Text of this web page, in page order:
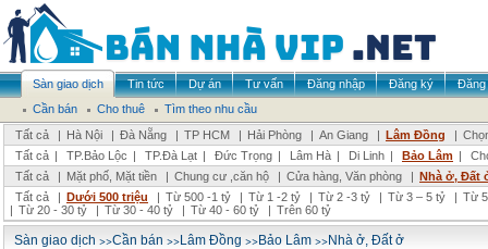
Sàn giao dịch Tin tức Dự án Tư vấn Đăng nhập Đăng ký
Đăng
Cần bán
Cho thuê
Tìm theo nhu cầu
Tất cả
| Hà Nội | Đà Nẵng | TP HCM | Hải Phòng | An Giang | Lâm Đồng |
Tất cả | TP.Bảo Lộc | TP.Đà Lạt | Đức Trọng | Lâm Hà | Di Linh | Bảo Lâm |
Tất cả
| Mặt phố, Mặt tiền | Chung cư ,căn hộ | Cửa hàng, Văn phòng | Nhà ở, Đất
Tất cả
| Dưới 500 triệu | Từ 500 -1 tỷ | Từ 1 -2 tỷ | Từ 2 -3 tỷ | Từ 3 – 5 tỷ | Từ
| Từ 20 - 30 tỷ | Từ 30 - 40 tỷ | Từ 40 - 60 tỷ | Trên 60 tỷ
Sàn giao dịch >>Cần bán >>Lâm Đồng >>Bảo Lâm >>Nhà ở, Đất ở